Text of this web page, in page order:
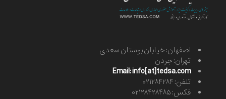
اصفهان: خیابان بوستان سعدی
تهران: جردن
Email: info[at]tedsa.com
تلفن: ۰۲۱۲۸۴۲۸۴
فکس: ۰۲۱۲۸۴۲۸۴۸۵